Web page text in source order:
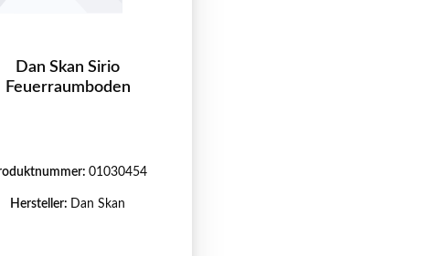
Dan Skan Sirio
Feuerraumboden
01030454
Hersteller: Dan Skan